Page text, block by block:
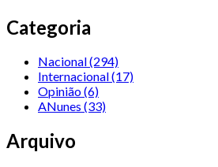
Categoria
Nacional(294)
Internacional(17)
Opinião(6)
ANunes (33)
Arquivo